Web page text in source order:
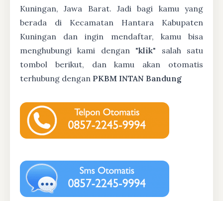
Kuningan, Jawa Barat. Jadi bagi kamu yang
berada di Kecamatan Hantara Kabupaten
Kuningan dan ingin mendaftar, kamu bisa
menghubungi kami dengan "klik" salah satu
tombol berikut, dan kamu akan otomatis
terhubung dengan PKBM INTAN Bandung